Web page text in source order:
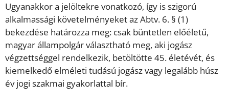
Ugyanakkor a jelöltekre vonatkozó, így is szigorú
alkalmassági követelményeket az Abtv. 6. § (1)
bekezdése határozza meg: csak büntetlen előéletű,
magyar állampolgár választható meg, aki jogász
végzettséggel rendelkezik, betöltötte 45. életévét, és
kiemelkedő elméleti tudású jogász vagy legalább húsz
év jogi szakmai gyakorlattal bír.